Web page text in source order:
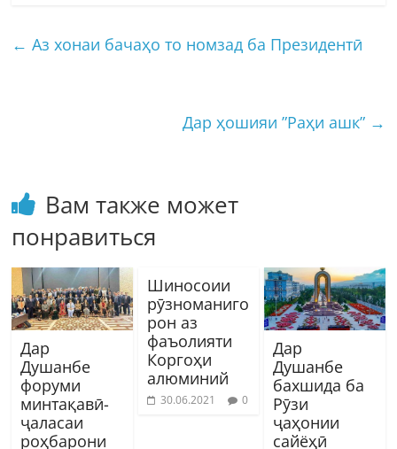
← Аз хонаи бачаҳо то номзад ба Президентӣ
Дар ҳошияи ”Раҳи ашк” →
Вам также может
понравиться
Дар
Душанбе
форуми
минтақавӣ-
ҷаласаи
роҳбарони
Шиносоии
рӯзноманиго
рон аз
фаъолияти
Коргоҳи
алюминий
30.06.2021 0
Дар
Душанбе
бахшида ба
Рӯзи
ҷаҳонии
сайёҳӣ